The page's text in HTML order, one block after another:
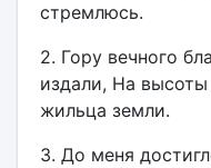
стремлюсь.
2. Гору вечного
издали, На
жильца земли.
3. До меня